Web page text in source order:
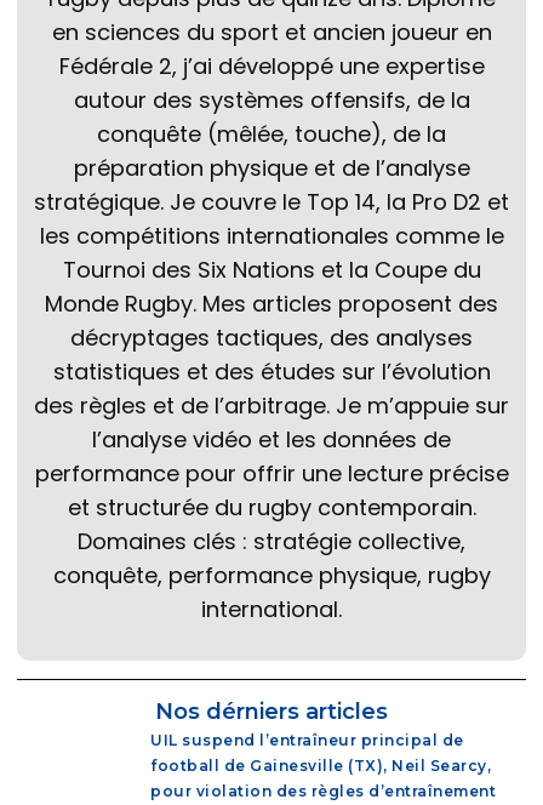
en sciences du sport et ancien joueur en
Fédérale 2, j’ai développé une expertise
autour des systèmes offensifs, de la
conquête (mêlée, touche), de la
préparation physique et de l’analyse
stratégique. Je couvre le Top 14, la Pro D2 et
les compétitions internationales comme le
Tournoi des Six Nations et la Coupe du
Monde Rugby. Mes articles proposent des
décryptages tactiques, des analyses
statistiques et des études sur l’évolution
des règles et de l’arbitrage. Je m’appuie sur
l’analyse vidéo et les données de
performance pour offrir une lecture précise
et structurée du rugby contemporain.
Domaines clés : stratégie collective,
conquête, performance physique, rugby
international.
Nos dérniers articles
UIL suspend l’entraîneur principal de
football de Gainesville (TX), Neil Searcy,
pour violation des règles d’entraînement